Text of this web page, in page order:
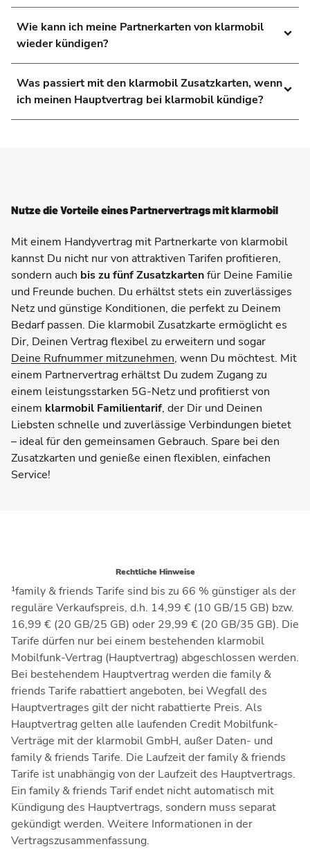
Wie kann ich meine Partnerkarten von klarmobil
wieder kündigen?
Was passiert mit den klarmobil Zusatzkarten, wenn
ich meinen Hauptvertrag bei klarmobil kündige?
Nutze die Vorteile eines Partnervertrags mit klarmobil
Mit einem Handyvertrag mit Partnerkarte von klarmobil
kannst Du nicht nur von attraktiven Tarifen profitieren,
sondern auch bis zu fünf Zusatzkartenfür Deine Familie
und Freunde buchen. Du erhältst stets ein zuverlässiges
Netz und günstige Konditionen, die perfekt zu Deinem
Bedarf passen. Die klarmobil Zusatzkarte ermöglicht es
Dir, Deinen Vertrag flexibel zu erweitern und sogar
Deine Rufnummer mitzunehmen, wenn Du möchtest. Mit
einem Partnervertrag erhältst Du zudem Zugang zu
einem leistungsstarken 5G-Netz und profitierst von
einem klarmobil Familientarif, der Dir und Deinen
Liebsten schnelle und zuverlässige Verbindungen bietet
– ideal für den gemeinsamen Gebrauch. Spare bei den
Zusatzkarten und genieße einen flexiblen, einfachen
Service!
Rechtliche Hinweise
¹family & friends Tarife sind bis zu 66 % günstiger als der
reguläre Verkaufspreis, d.h. 14,99 € (10 GB/15 GB) bzw.
16,99 € (20 GB/25 GB) oder 29,99 € (20 GB/35 GB). Die
Tarife dürfen nur bei einem bestehenden klarmobil
Mobilfunk-Vertrag (Hauptvertrag) abgeschlossen werden.
Bei bestehendem Hauptvertrag werden die family &
friends Tarife rabattiert angeboten, bei Wegfall des
Hauptvertrages gilt der nicht rabattierte Preis. Als
Hauptvertrag gelten alle laufenden Credit Mobilfunk-
Verträge mit der klarmobil GmbH, außer Daten- und
family & friends Tarife. Die Laufzeit der family & friends
Tarife ist unabhängig von der Laufzeit des Hauptvertrags.
Ein family & friends Tarif endet nicht automatisch mit
Kündigung des Hauptvertrags, sondern muss separat
gekündigt werden. Weitere Informationen in der
Vertragszusammenfassung.